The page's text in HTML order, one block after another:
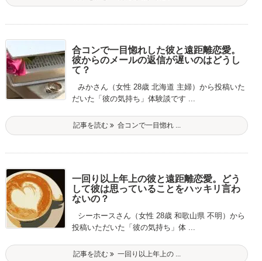
合コンで一目惚れした彼と遠距離恋愛。
彼からのメールの返信が遅いのはどうし
て？
みかさん（女性 28歳 北海道 主婦）から投稿いた
だいた「彼の気持ち」体験談です ...
記事を読む 合コンで一目惚れ ...
一回り以上年上の彼と遠距離恋愛。どう
して彼は思っていることをハッキリ言わ
ないの？
シーホースさん（女性 28歳 和歌山県 不明）から
投稿いただいた「彼の気持ち」体 ...
記事を読む 一回り以上年上の ...